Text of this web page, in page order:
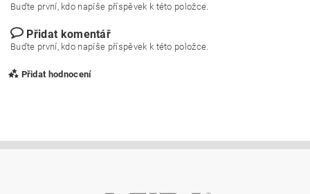
Buďte první, kdo napíše příspěvek k této položce.
Přidat komentář
Buďte první, kdo napíše příspěvek k této položce.
Přidat hodnocení